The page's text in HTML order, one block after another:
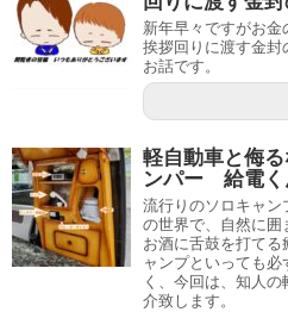
新年早々ですがお
挨拶回りに渡す金封
お話です。
軽自動車と侮
ンパー 給電く
流行りのソロキャン
の世界で、自然に囲
お酒に舌鼓を打て
ャンプといっても
く、今回は、知人
介致します。